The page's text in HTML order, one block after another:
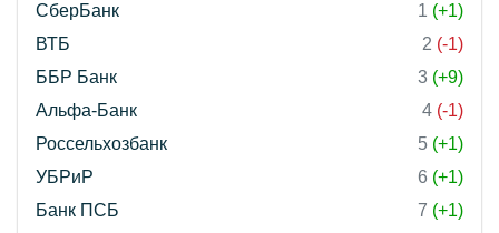
СберБанк 1 (+1)
ВТБ
2 (-1)
ББР Банк
3 (+9)
Альфа-Банк
4 (-1)
Россельхозбанк
5 (+1)
УБРиР
6 (+1)
Банк ПСБ
7 (+1)